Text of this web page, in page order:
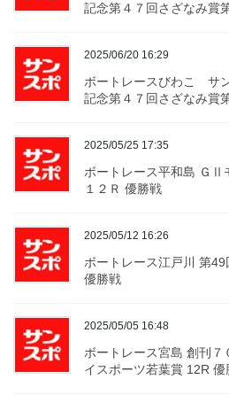
記念第４７回さざなみ賞
2025/06/20 16:29
ボートレースびわこ サ
記念第４７回さざなみ賞
2025/05/25 17:35
ボートレース平和島 ＧⅡ
１２Ｒ 優勝戦
2025/05/12 16:26
ボートレース江戸川 第
優勝戦
2025/05/05 16:48
ボートレース宮島 創刊７
イスポーツ若葉賞 12R 優